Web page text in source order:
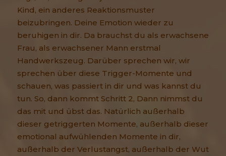
Kind, ein anderes Reaktionsmuster
beizubringen. Deine Emotion wieder zu
beruhigen in dir. Da brauchst du als erwachsene
Frau, als erwachsener Mann erstmal
Handwerkszeug. Darüber sprechen wir, wir
sprechen über diese Trigger-Momente und
schauen, was passiert in dir und was kannst du
tun. So, dann kommt Schritt 2, Dann nimmst du
das mit und übst das. Natürlich außerhalb
dieser getriggerten Momente, außerhalb dieser
emotional aufwühlenden Momente in dir,
außerhalb der Verlustangst, außerhalb der Wut